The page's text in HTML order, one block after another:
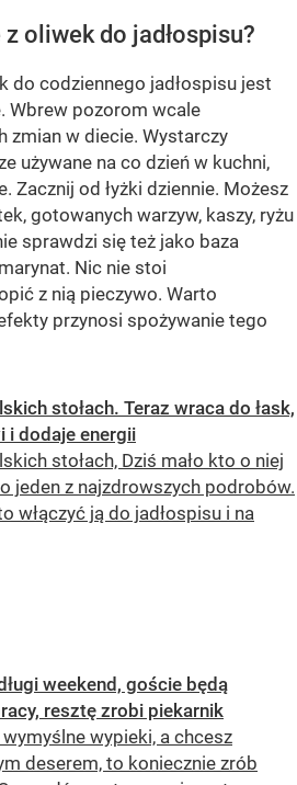
oliwek do jadłospisu?
do codziennego jadłospisu jest
Wbrew pozorom wcale
zmian w diecie. Wystarczy
używane na co dzień w kuchni,
Zacznij od łyżki dziennie. Możesz
gotowanych warzyw, kaszy, ryżu
sprawdzi się też jako baza
Nic nie stoi
z nią pieczywo. Warto
przynosi spożywanie tego
stołach. Teraz wraca do łask,
i dodaje energii
stołach, Dziś mało kto o niej
jeden z najzdrowszych podrobów.
włączyć ją do jadłospisu i na
weekend, goście będą
resztę zrobi piekarnik
wypieki, a chcesz
deserem, to koniecznie zrób